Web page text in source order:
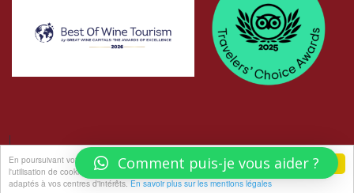
j'accepte
En poursuivant votre navigation sur ce site, vous acceptez
l'utilisation de cookies pour vous proposer des offres et services
adaptés à vos centres d'intérêts. En savoir plus sur les mentions légales
© COPYRIGHT LES ATELIERS AU CHÂTEAU - PHOTOS ELISABETH ROGER
Comment puis-je vous aider ?